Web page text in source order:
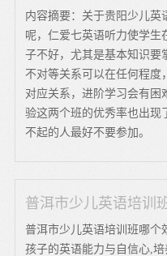
内容摘要：关于贵阳少儿英
呢，仁爱七英语听力使学
子不好，尤其是基本知识要
不对等关系可以在任何程度
对应关系，进阶学习会有困
验这两个班的优秀率也出现
不起的人最好不要参加。
普洱市少儿英语培训
普洱市少儿英语培训班哪个
孩子的英语能力与自信心,